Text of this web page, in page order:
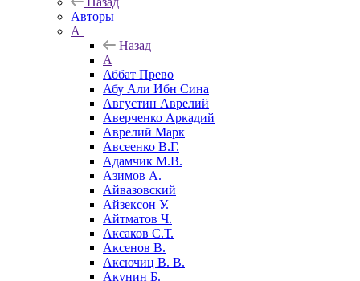
Авторы
А
Назад
А
Аббат Прево
Абу Али Ибн Сина
Августин Аврелий
Аверченко Аркадий
Аврелий Марк
Авсеенко В.Г.
Адамчик М.В.
Азимов А.
Айвазовский
Айзексон У.
Айтматов Ч.
Аксаков С.Т.
Аксенов В.
Аксючиц В. В.
Акунин Б.